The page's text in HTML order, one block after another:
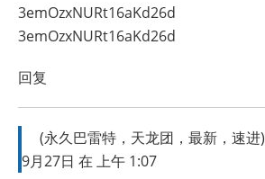
3emOzxNURt16aKd26d
3emOzxNURt16aKd26d
回复
(永久巴雷特，天龙团，最新，速进)
9月27日 在 上午 1:07